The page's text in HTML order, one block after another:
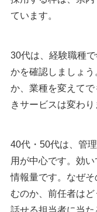
ています。
30代は、経験職種
かを確認しましょ
か、業種を変えて
きサービスは変わり
40代・50代は、管
用が中心です。効
情報量です。なぜ
むのか、前任者は
話せる担当者に当